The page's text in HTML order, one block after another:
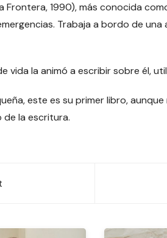
Frontera, 1990), más conocida
Trabaja a bordo de
vida la animó a escribir sobre él,
este es su primer libro,
de la escritura.